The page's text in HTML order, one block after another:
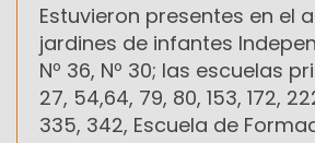
Estuvieron presentes en el
jardines de infantes
Nº 36, Nº 30; las escuelas
27, 54,64, 79, 80, 153, 172,
335, 342, Escuela de